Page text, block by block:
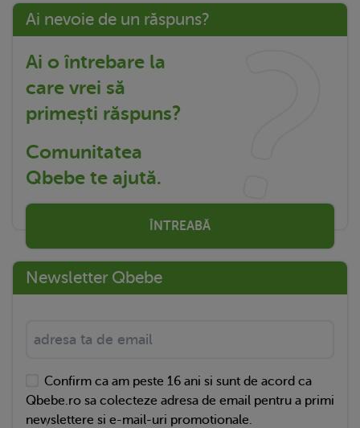
Ai nevoie de un răspuns?
Ai o întrebare la
care vrei să
primești răspuns?
Comunitatea
Qbebe te ajută.
ÎNTREABĂ
Newsletter Qbebe
Confirm ca am peste 16 ani si sunt de acord ca
Qbebe.ro sa colecteze adresa de email pentru a primi
newslettere si e-mail-uri promotionale.